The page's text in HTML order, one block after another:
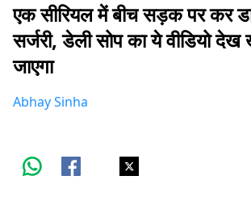
एक सीरियल में बीच सड़क पर कर
सर्जरी, डेली सोप का ये वीडियो देख
जाएगा
Abhay Sinha